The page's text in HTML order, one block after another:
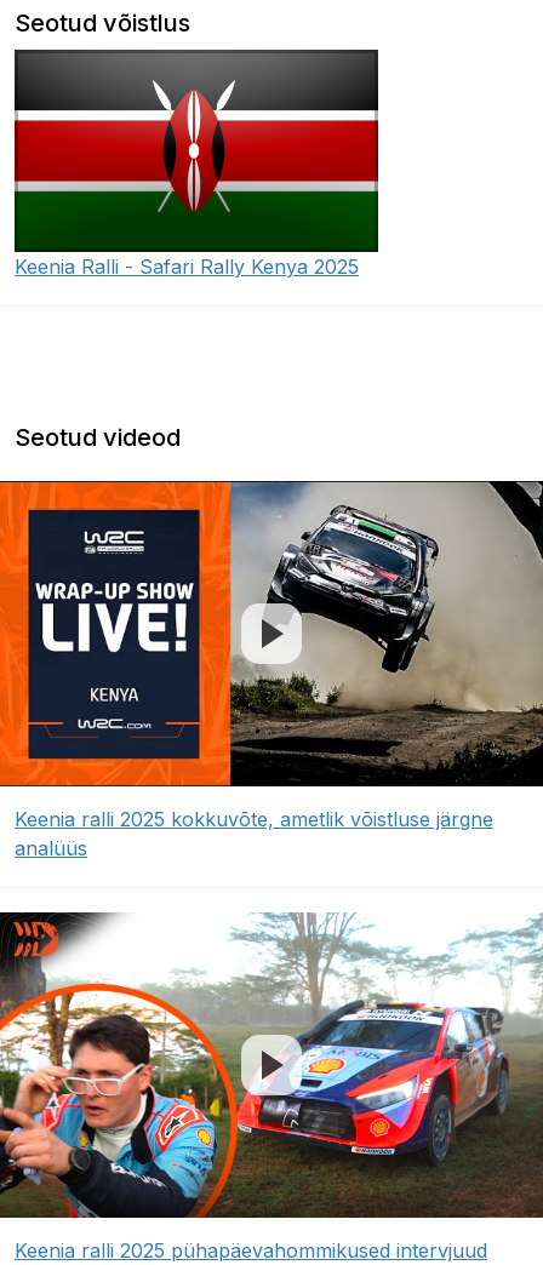
Seotud võistlus
Keenia Ralli - Safari Rally Kenya 2025
Seotud videod
Keenia ralli 2025 kokkuvõte, ametlik võistluse järgne
analüüs
Keenia ralli 2025 pühapäevahommikused intervjuud